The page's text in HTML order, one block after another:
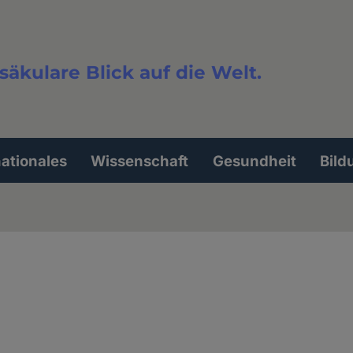
Blick auf die Welt.
Wissenschaft Gesundheit